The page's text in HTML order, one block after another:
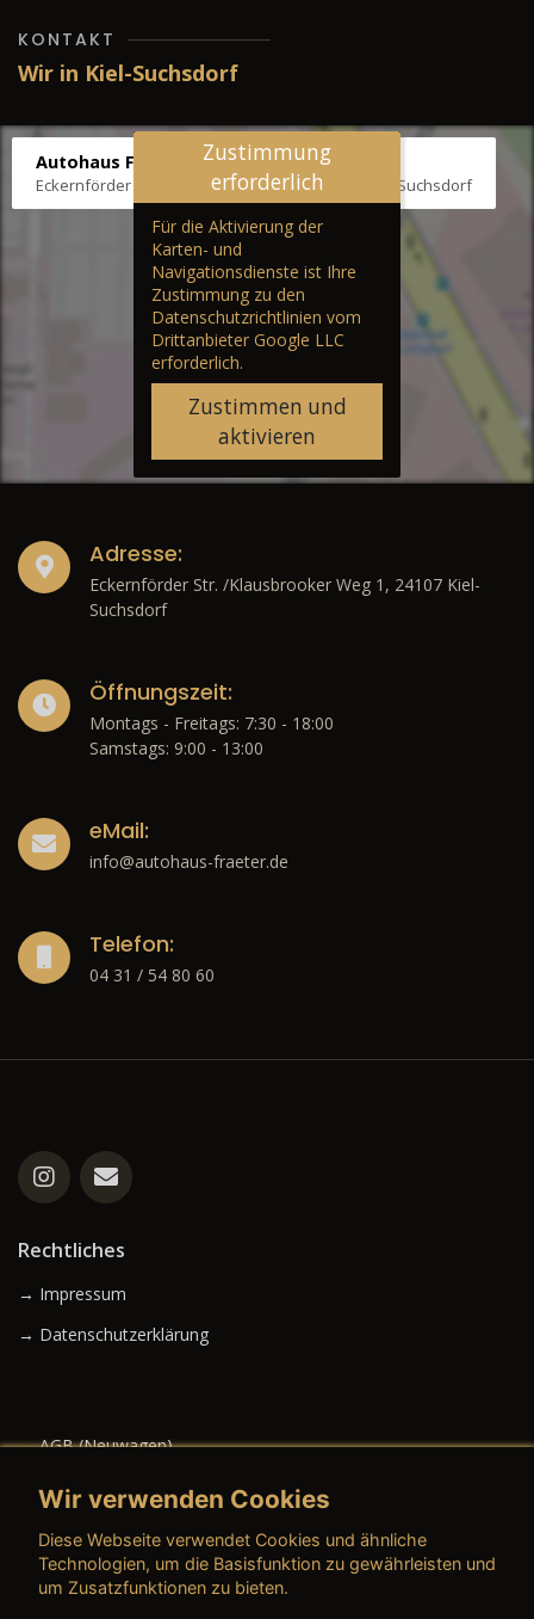
KONTAKT
Wir in Kiel-Suchsdorf
Autohaus Fräter
Eckernförder Str. /Klausbrooker Weg 1, 24107 Kiel-Suchsdorf
Zustimmung
erforderlich
Für die Aktivierung der
Karten- und
Navigationsdienste ist Ihre
Zustimmung zu den
Datenschutzrichtlinien vom
Drittanbieter Google LLC
erforderlich.
Zustimmen und
aktivieren
Adresse:
Eckernförder Str. /Klausbrooker Weg 1, 24107 Kiel-
Suchsdorf
Öffnungszeit:
Montags - Freitags: 7:30 - 18:00
Samstags: 9:00 - 13:00
eMail:
info@autohaus-fraeter.de
Telefon:
04 31 / 54 80 60
Rechtliches
→ Impressum
→ Datenschutzerklärung
→ AGB (Neuwagen)
→ AGB (Gebrauchtwagen)
→ AGB (Teile & Zubehör)
Wir verwenden Cookies
Diese Webseite verwendet Cookies und ähnliche
Technologien, um die Basisfunktion zu gewährleisten und
um Zusatzfunktionen zu bieten.